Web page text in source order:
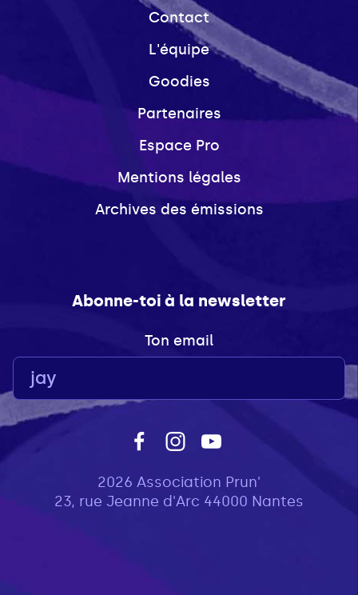
Contact
L'équipe
Goodies
Partenaires
Espace Pro
Mentions légales
Archives des émissions
Abonne-toi à la newsletter
Ton email
2026 Association Prun'
23, rue Jeanne d'Arc 44000 Nantes